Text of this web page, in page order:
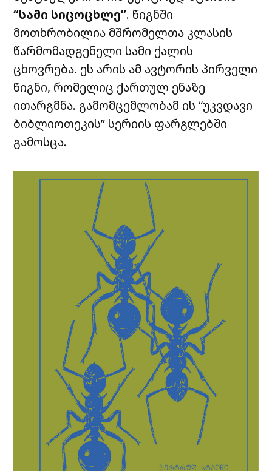
“სამი სიცოცხლე”. წიგნში
მოთხრობილია მშრომელთა კლასის
წარმომადგენელი სამი ქალის
ცხოვრება. ეს არის ამ ავტორის პირველი
წიგნი, რომელიც ქართულ ენაზე
ითარგმნა. გამომცემლობამ ის “უკვდავი
ბიბლიოთეკის” სერიის ფარგლებში
გამოსცა.